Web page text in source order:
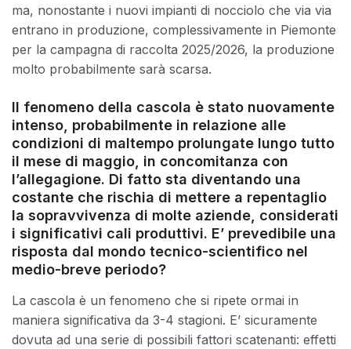
ma, nonostante i nuovi impianti di nocciolo che via via
entrano in produzione, complessivamente in Piemonte
per la campagna di raccolta 2025/2026, la produzione
molto probabilmente sarà scarsa.
Il fenomeno della cascola è stato nuovamente
intenso, probabilmente in relazione alle
condizioni di maltempo prolungate lungo tutto
il mese di maggio, in concomitanza con
l’allegagione. Di fatto sta diventando una
costante che rischia di mettere a repentaglio
la sopravvivenza di molte aziende, considerati
i significativi cali produttivi. E’ prevedibile una
risposta dal mondo tecnico-scientifico nel
medio-breve periodo?
La cascola è un fenomeno che si ripete ormai in
maniera significativa da 3-4 stagioni. E’ sicuramente
dovuta ad una serie di possibili fattori scatenanti: effetti